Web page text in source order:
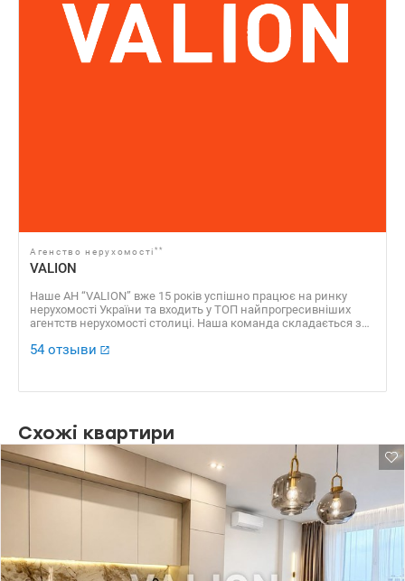
Агенство нерухомості **
VALION
Наше АН “VALION” вже 15 років успішно працює на ринку
нерухомості України та входить у ТОП найпрогресивніших
агентств нерухомості столиці. Наша команда складається з
безліч позитивних відгуків. Доказовою базою нашої
2016”, “Найкращий Web ресурс ріелторської компанії 2016”, VІІ
54 отзыви
Схожі квартири